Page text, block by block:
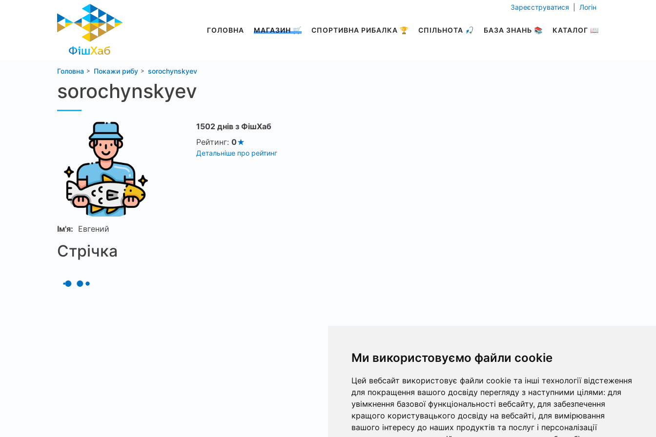
Ми використовуємо файли cookie
Цей вебсайт використовує файли cookie та інші технології відстеження
для покращення вашого досвіду перегляду з наступними цілями: для
увімкнення базової функціональності вебсайту, для забезпечення
кращого користувацького досвіду на вебсайті, для вимірювання
вашого інтересу до наших продуктів та послуг і персоналізації
ГОЛОВНА МАГАЗИН 🛒 СПОРТИВНА РИБАЛКА 🏆 СПІЛЬНОТА 🎣 БАЗА ЗНАНЬ 📚 КАТАЛОГ 📖
Зареєструватися Логін
Головна Покажи рибу sorochynskyev
sorochynskyev
1502 днів з ФішХаб
Рейтинг: 0
Детальніше про рейтинг
Ім'я: Евгений
Стрічка